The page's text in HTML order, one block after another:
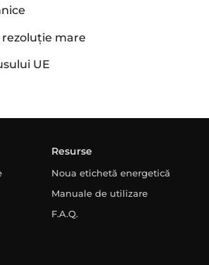
mare
UE
Resurse
Noua etichetă energetică
Manuale de utilizare
F.A.Q.